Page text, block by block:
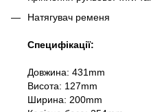
Натягувач ременя
Специфікації:
Довжина: 431mm
Висота: 127mm
Ширина: 200mm